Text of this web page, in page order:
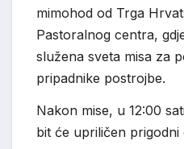
mimohod od Trga
Pastoralnog centra,
služena sveta misa za
pripadnike postrojbe.
Nakon mise, u 12:00
bit će upriličen prigodni